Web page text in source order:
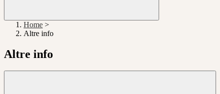
Home >
Altre info
Altre info